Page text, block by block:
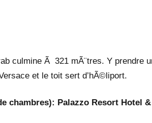
culmine Ã 321 mÃ¨tres. Y prendre
et le toit sert d’hÃ©liport.
chambres): Palazzo Resort Hotel